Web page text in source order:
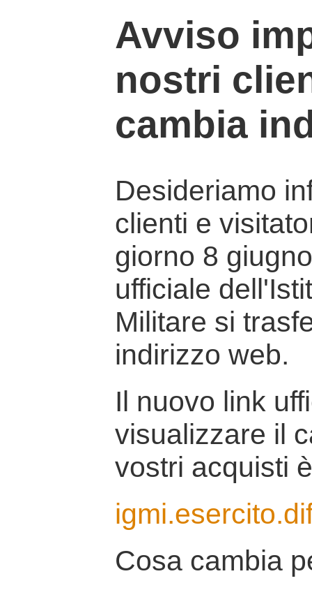
Avviso
nostri
cambia
Desideriamo
clienti e
giorno 8
ufficiale
Militare si
indirizzo web.
Il nuovo link
visualizzare il
vostri acquisti
Cosa cambia